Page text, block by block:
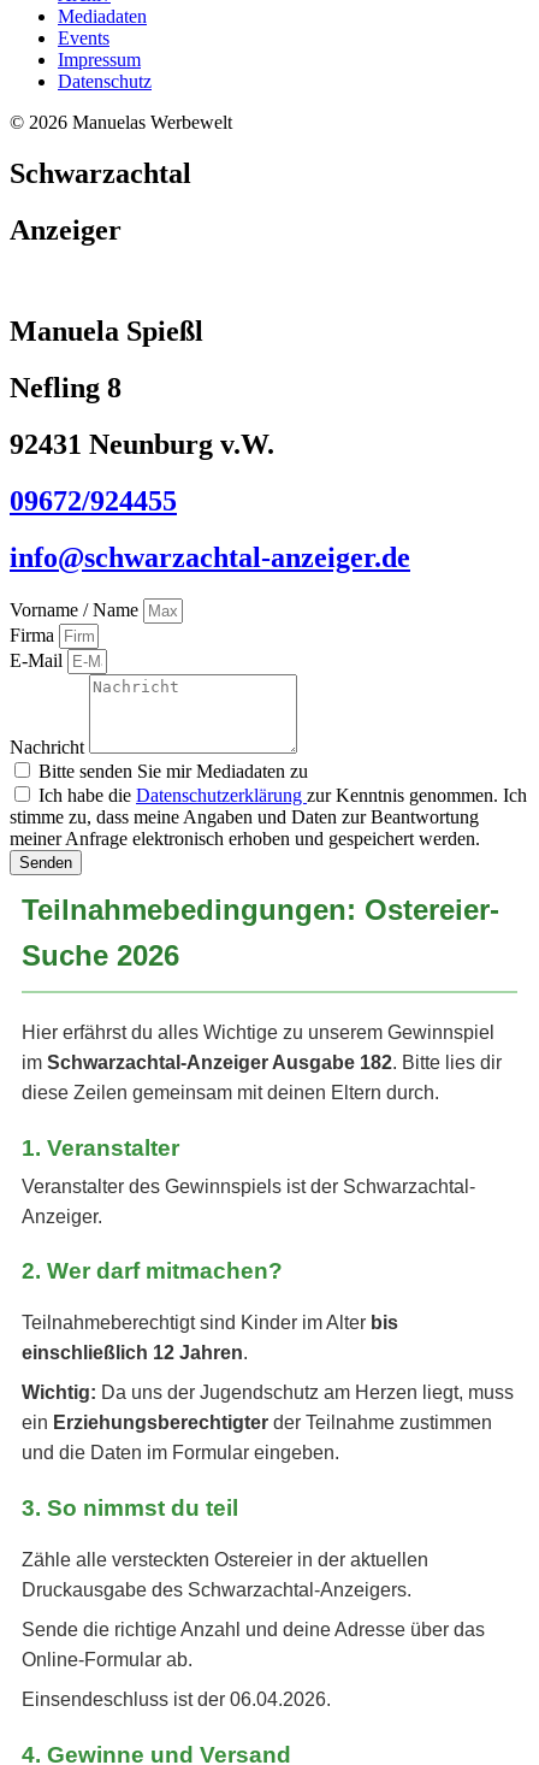
Mediadaten
Events
Impressum
Datenschutz
© 2026 Manuelas Werbewelt
Schwarzachtal
Anzeiger
Manuela Spießl
Nefling 8
92431 Neunburg v.W.
09672/924455
info@schwarzachtal-anzeiger.de
Vorname / Name
Firma
E-Mail
Nachricht
Bitte senden Sie mir Mediadaten zu
Ich habe die Datenschutzerklärung zur Kenntnis genommen. Ich
stimme zu, dass meine Angaben und Daten zur Beantwortung
meiner Anfrage elektronisch erhoben und gespeichert werden.
Senden
Teilnahmebedingungen: Ostereier-
Suche 2026
Hier erfährst du alles Wichtige zu unserem Gewinnspiel
im Schwarzachtal-Anzeiger Ausgabe 182. Bitte lies dir
diese Zeilen gemeinsam mit deinen Eltern durch.
1. Veranstalter
Veranstalter des Gewinnspiels ist der Schwarzachtal-
Anzeiger.
2. Wer darf mitmachen?
Teilnahmeberechtigt sind Kinder im Alter bis
einschließlich 12 Jahren.
Wichtig: Da uns der Jugendschutz am Herzen liegt, muss
ein Erziehungsberechtigter der Teilnahme zustimmen
und die Daten im Formular eingeben.
3. So nimmst du teil
Zähle alle versteckten Ostereier in der aktuellen
Druckausgabe des Schwarzachtal-Anzeigers.
Sende die richtige Anzahl und deine Adresse über das
Online-Formular ab.
Einsendeschluss ist der 06.04.2026.
4. Gewinne und Versand